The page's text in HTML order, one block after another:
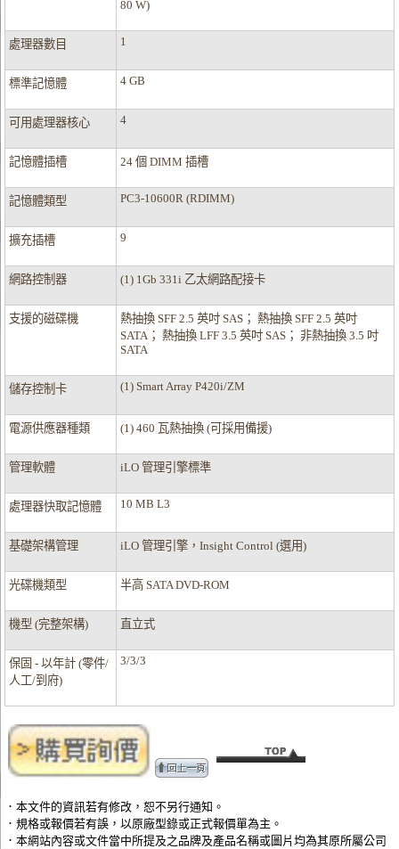
80 W)
處理器數目 1
標準記憶體 4 GB
可用處理器核心 4
記憶體插槽 24 個 DIMM 插槽
記憶體類型 PC3-10600R (RDIMM)
擴充插槽 9
網路控制器 (1) 1Gb 331i 乙太網路配接卡
支援的磁碟機
熱抽換 SFF 2.5 英吋 SAS； 熱抽換 SFF 2.5 英吋
SATA； 熱抽換 LFF 3.5 英吋 SAS； 非熱抽換 3.5 吋
SATA
儲存控制卡 (1) Smart Array P420i/ZM
電源供應器種類 (1) 460 瓦熱抽換 (可採用備援)
管理軟體 iLO 管理引擎標準
處理器快取記憶體 10 MB L3
基礎架構管理 iLO 管理引擎，Insight Control (選用)
光碟機類型 半高 SATA DVD-ROM
機型 (完整架構) 直立式
保固 - 以年計 (零件/
人工/到府)
3/3/3
．本文件的資訊若有修改，恕不另行通知。
．規格或報價若有誤，以原廠型錄或正式報價單為主。
．本網站內容或文件當中所提及之品牌及產品名稱或圖片均為其原所屬公司